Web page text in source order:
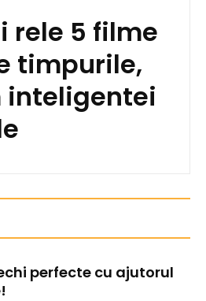
rele 5 filme
timpurile,
inteligentei
perfecte cu ajutorul